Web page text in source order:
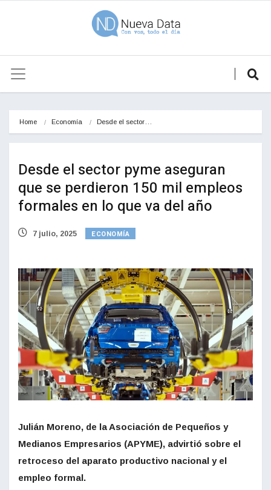
Home Economía Desde el sector…
Desde el sector pyme aseguran
que se perdieron 150 mil empleos
formales en lo que va del año
7 julio, 2025 ECONOMÍA
Julián Moreno, de la Asociación de Pequeños y
Medianos Empresarios (APYME), advirtió sobre el
retroceso del aparato productivo nacional y el
empleo formal.